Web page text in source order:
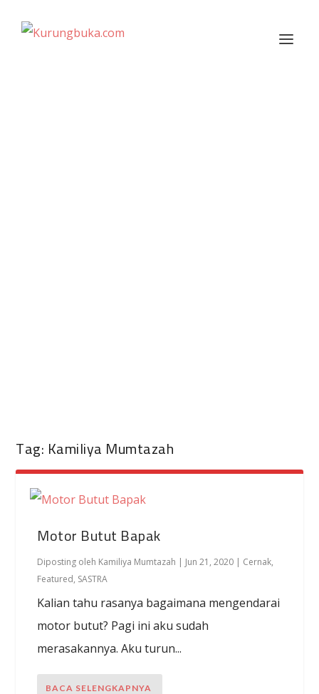
Tag: Kamiliya Mumtazah
Motor Butut Bapak
Diposting oleh Kamiliya Mumtazah | Jun 21, 2020 | Cernak,
Featured, SASTRA
Kalian tahu rasanya bagaimana mengendarai
motor butut? Pagi ini aku sudah
merasakannya. Aku turun...
BACA SELENGKAPNYA